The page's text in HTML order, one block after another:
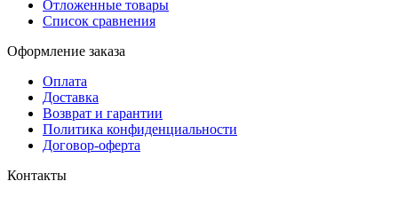
Отложенные товары
Список сравнения
Оформление заказа
Оплата
Доставка
Возврат и гарантии
Политика конфиденциальности
Договор-оферта
Контакты